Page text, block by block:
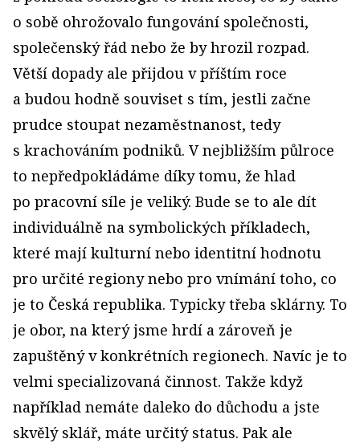
o sobě ohrožovalo fungování společnosti,
společenský řád nebo že by hrozil rozpad.
Větší dopady ale přijdou v příštím roce
a budou hodně souviset s tím, jestli začne
prudce stoupat nezaměstnanost, tedy
s krachováním podniků. V nejbližším půlroce
to nepředpokládáme díky tomu, že hlad
po pracovní síle je veliký. Bude se to ale dít
individuálně na symbolických příkladech,
které mají kulturní nebo identitní hodnotu
pro určité regiony nebo pro vnímání toho, co
je to Česká republika. Typicky třeba sklárny. To
je obor, na který jsme hrdí a zároveň je
zapuštěný v konkrétních regionech. Navíc je to
velmi specializovaná činnost. Takže když
například nemáte daleko do důchodu a jste
skvělý sklář, máte určitý status. Pak ale